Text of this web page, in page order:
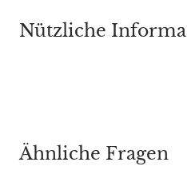
Nützliche
Ähnliche Fragen